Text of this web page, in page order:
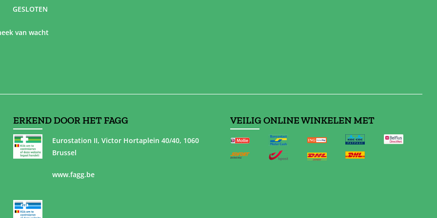
GESLOTEN
van wacht
ERKEND DOOR HET FAGG
Eurostation II, Victor Hortaplein 40/40, 1060
Brussel
www.fagg.be
VEILIG ONLINE WINKELEN MET